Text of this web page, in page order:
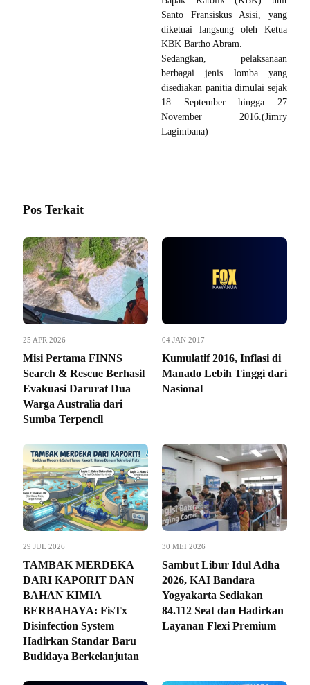
Santo Fransiskus Asisi, yang
diketuai langsung oleh Ketua
KBK Bartho Abram.
Sedangkan, pelaksanaan
berbagai jenis lomba yang
disediakan panitia dimulai sejak
18 September hingga 27
November 2016.(Jimry
Lagimbana)
Pos Terkait
25 APR 2026
Misi Pertama FINNS
Search & Rescue Berhasil
Evakuasi Darurat Dua
Warga Australia dari
Sumba Terpencil
04 JAN 2017
Kumulatif 2016, Inflasi di
Manado Lebih Tinggi dari
Nasional
29 JUL 2026
TAMBAK MERDEKA
DARI KAPORIT DAN
BAHAN KIMIA
BERBAHAYA: FisTx
Disinfection System
Hadirkan Standar Baru
Budidaya Berkelanjutan
30 MEI 2026
Sambut Libur Idul Adha
2026, KAI Bandara
Yogyakarta Sediakan
84.112 Seat dan Hadirkan
Layanan Flexi Premium